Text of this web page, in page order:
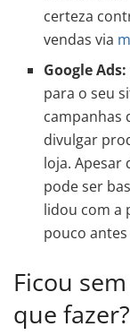
certeza
vendas via
Google Ads:
para o seu
campanhas
divulgar
loja. Apesar
pode ser
lidou com a
pouco
Ficou
que fazer?